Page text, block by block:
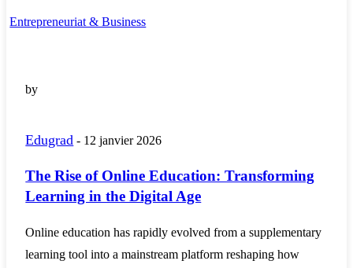
Entrepreneuriat & Business
by
Edugrad - 12 janvier 2026
The Rise of Online Education: Transforming
Learning in the Digital Age
Online education has rapidly evolved from a supplementary
learning tool into a mainstream platform reshaping how